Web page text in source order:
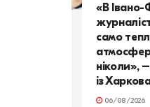
«В Івано-
само
ніколи»,
із
06/08/2026